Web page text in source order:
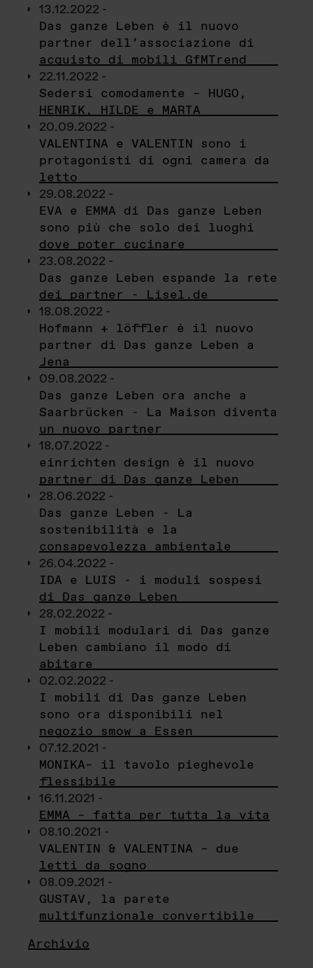
13.12.2022 -
Das ganze Leben è il nuovo
partner dell’associazione di
acquisto di mobili GfMTrend
22.11.2022 -
Sedersi comodamente – HUGO,
HENRIK, HILDE e MARTA
20.09.2022 -
VALENTINA e VALENTIN sono i
protagonisti di ogni camera da
letto
29.08.2022 -
EVA e EMMA di Das ganze Leben
sono più che solo dei luoghi
dove poter cucinare
23.08.2022 -
Das ganze Leben espande la rete
dei partner - Lisel.de
18.08.2022 -
Hofmann + löffler è il nuovo
partner di Das ganze Leben a
Jena
09.08.2022 -
Das ganze Leben ora anche a
Saarbrücken - La Maison diventa
un nuovo partner
18.07.2022 -
einrichten design è il nuovo
partner di Das ganze Leben
28.06.2022 -
Das ganze Leben - La
sostenibilità e la
consapevolezza ambientale
26.04.2022 -
IDA e LUIS - i moduli sospesi
di Das ganze Leben
28.02.2022 -
I mobili modulari di Das ganze
Leben cambiano il modo di
abitare
02.02.2022 -
I mobili di Das ganze Leben
sono ora disponibili nel
negozio smow a Essen
07.12.2021 -
MONIKA– il tavolo pieghevole
flessibile
16.11.2021 -
EMMA – fatta per tutta la vita
08.10.2021 -
VALENTIN & VALENTINA – due
letti da sogno
08.09.2021 -
GUSTAV, la parete
multifunzionale convertibile
Archivio